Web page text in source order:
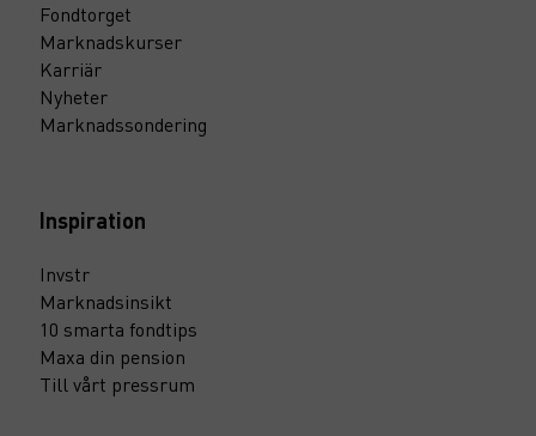
Fondtorget
Marknadskurser
Karriär
Nyheter
Marknadssondering
Inspiration
Invstr
Marknadsinsikt
10 smarta fondtips
Maxa din pension
Till vårt pressrum